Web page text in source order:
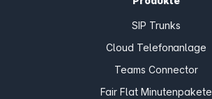
SIP Trunks
Cloud Telefonanlage
Teams Connector
Fair Flat Minutenpakete